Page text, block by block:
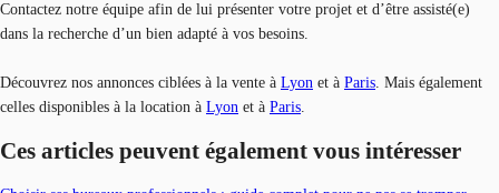
Contactez notre équipe afin de lui présenter votre projet et d’être assisté(e)
dans la recherche d’un bien adapté à vos besoins.
Découvrez nos annonces ciblées à la vente à Lyon et à Paris. Mais également
celles disponibles à la location à Lyon et à Paris.
Ces articles peuvent également vous intéresser